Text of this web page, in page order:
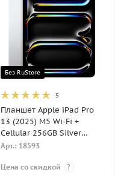
Без RuStore
5
Планшет Apple iPad Pro
13 (2025) M5 Wi-Fi +
Cellular 256GB Silver
(Серебристый)
Арт.: 18593
Цена со скидкой ?